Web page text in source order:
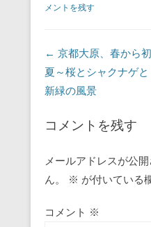
メントを残す
投稿ナビゲーション
← 京都大原、春から初
夏～桜とシャクナゲと
新緑の風景
コメントを残す
メールアドレスが公
ん。
※ が付いている
コメント ※